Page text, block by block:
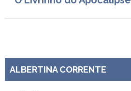
ALBERTINA CORRENTE